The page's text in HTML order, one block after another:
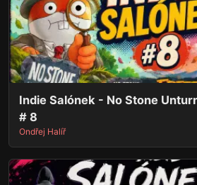
Indie Salónek - No Stone
# 8
Ondřej Halíř